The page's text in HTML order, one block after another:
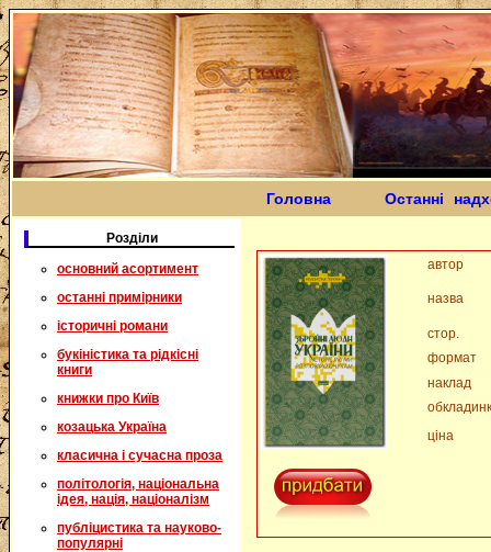
Головна Останні
Розділи
основний асортимент
останні примірники
історичні романи
букіністика та рідкісні
книги
книжки про Київ
козацька Україна
класична і сучасна проза
політологія, національна
ідея, нація, націоналізм
публіцистика та науково-
популярні
автор
назва
стор.
формат
наклад
ціна